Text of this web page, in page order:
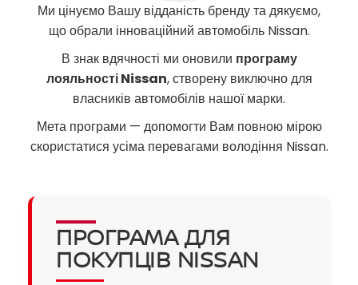
Ми цінуємо Вашу відданість бренду та дякуємо,
що обрали інноваційний автомобіль Nissan.
В знак вдячності ми оновили програму
лояльності Nissan, створену виключно для
власників автомобілів нашої марки.
Мета програми — допомогти Вам повною мірою
скористатися усіма перевагами володіння Nissan.
ПРОГРАМА ДЛЯ
ПОКУПЦІВ NISSAN